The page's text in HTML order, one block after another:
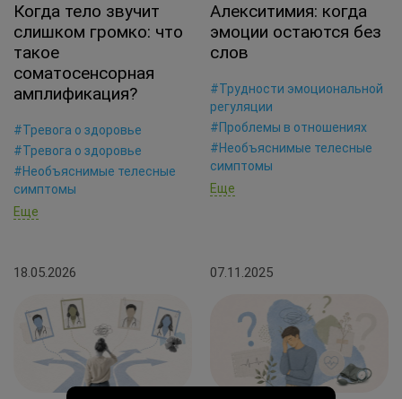
Когда тело звучит
слишком громко: что
такое
соматосенсорная
амплификация?
#Тревога о здоровье
#Тревога о здоровье
#Необъяснимые телесные
симптомы
Еще
Алекситимия: когда
эмоции остаются без
слов
#Трудности эмоциональной
регуляции
#Проблемы в отношениях
#Необъяснимые телесные
симптомы
Еще
18.05.2026 07.11.2025